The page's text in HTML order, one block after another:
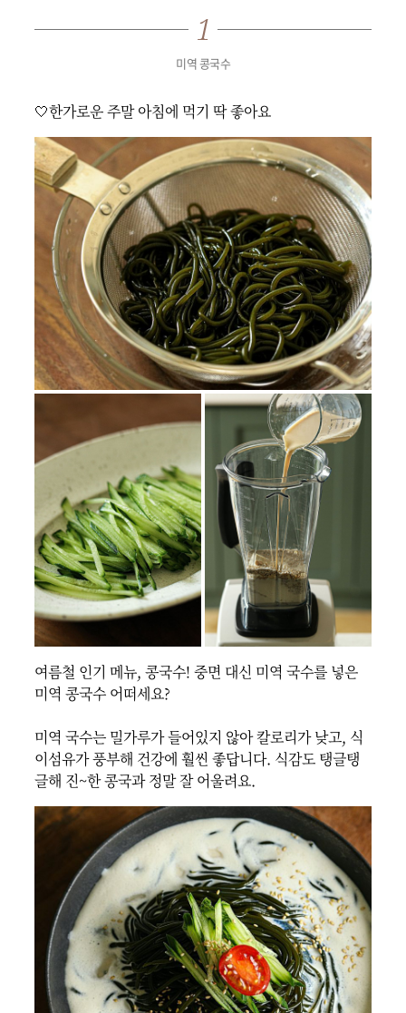
미역 콩국수
🤍한가로운 주말 아침에 먹기 딱 좋아요
여름철 인기 메뉴, 콩국수! 중면 대신 미역 국수를 넣은
미역 콩국수 어떠세요?
미역 국수는 밀가루가 들어있지 않아 칼로리가 낮고, 식
이섬유가 풍부해 건강에 훨씬 좋답니다. 식감도 탱글탱
글해 진~한 콩국과 정말 잘 어울려요.